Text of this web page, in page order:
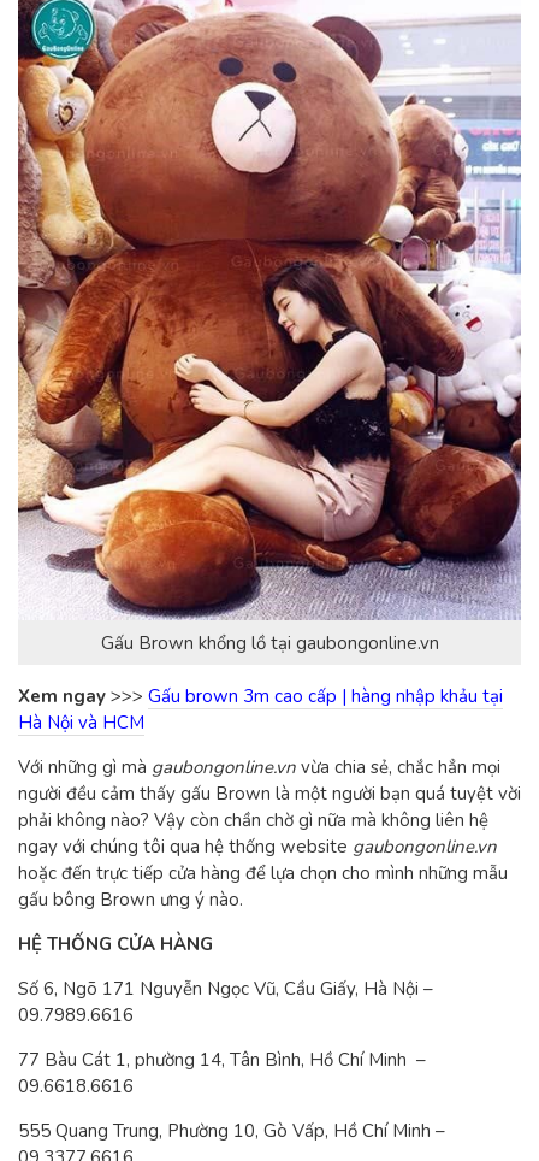
Gấu Brown khổng lồ tại gaubongonline.vn
Xem ngay >>> Gấu brown 3m cao cấp | hàng nhập khảu tại
Hà Nội và HCM
Với những gì mà gaubongonline.vn vừa chia sẻ, chắc hẳn mọi
người đều cảm thấy gấu Brown là một người bạn quá tuyệt vời
phải không nào? Vậy còn chần chờ gì nữa mà không liên hệ
ngay với chúng tôi qua hệ thống website gaubongonline.vn
hoặc đến trực tiếp cửa hàng để lựa chọn cho mình những mẫu
gấu bông Brown ưng ý nào.
HỆ THỐNG CỬA HÀNG
Số 6, Ngõ 171 Nguyễn Ngọc Vũ, Cầu Giấy, Hà Nội –
09.7989.6616
77 Bàu Cát 1, phường 14, Tân Bình, Hồ Chí Minh –
09.6618.6616
555 Quang Trung, Phường 10, Gò Vấp, Hồ Chí Minh –